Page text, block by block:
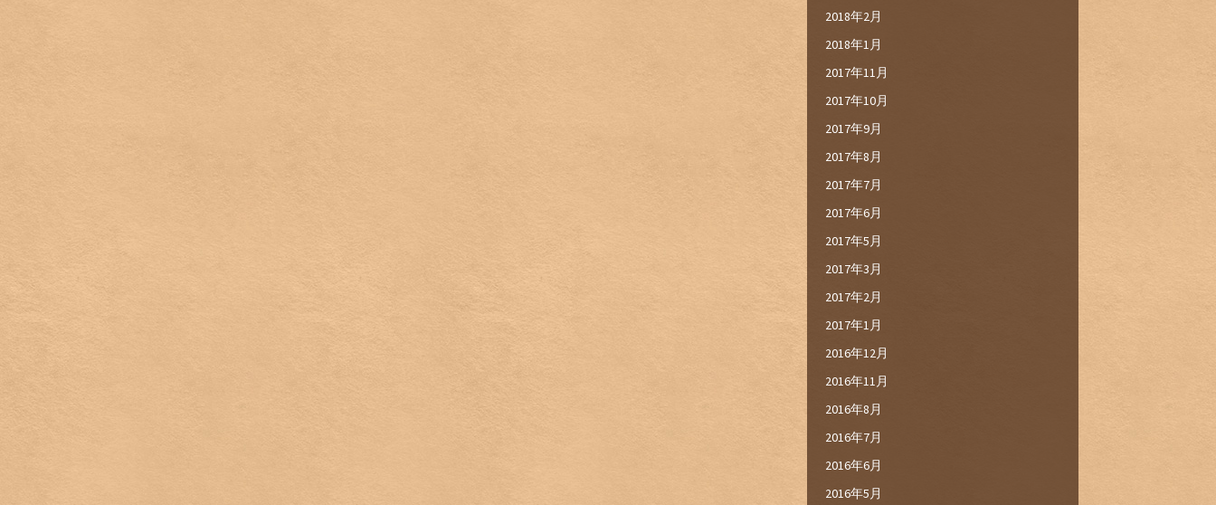
2018年2月
2018年1月
2017年11月
2017年10月
2017年9月
2017年8月
2017年7月
2017年6月
2017年5月
2017年3月
2017年2月
2017年1月
2016年12月
2016年11月
2016年8月
2016年7月
2016年6月
2016年5月